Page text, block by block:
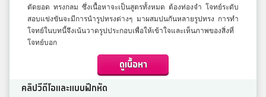
ตัดยอด ทรงกลม ซึ่งเนื้อหาจะเป็นสูตรทั้งหมด ต้องท่องจำ โจทย์ระดับ
สอบแข่งขันจะมีการนำรูปทรงต่างๆ มาผสมปนกันหลายรูปทรง การทำ
โจทย์ในบทนี้จึงเน้นวาดรูปประกอบเพื่อให้เข้าใจและเห็นภาพของสิ่งที่
โจทย์บอก
ดูเนื้อหา
คลิปวีดีโอและแบบฝึกหัด